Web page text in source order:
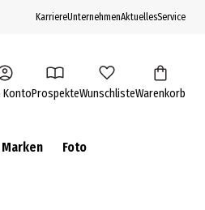
KarriereUnternehmenAktuellesService
KontoProspekteWunschlisteWarenkorb
Marken Foto